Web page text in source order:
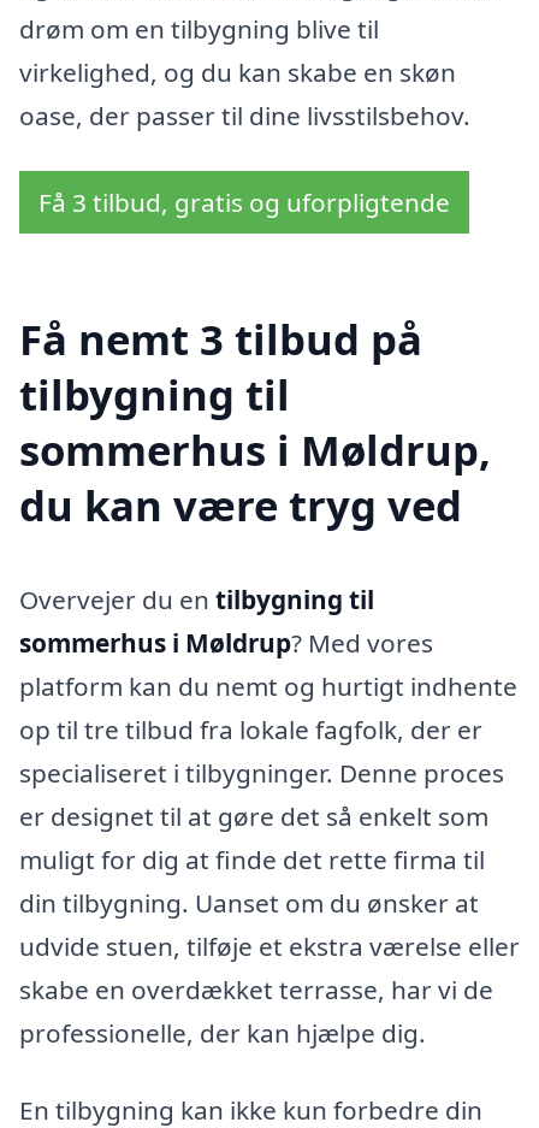
drøm om en tilbygning blive til
virkelighed, og du kan skabe en skøn
oase, der passer til dine livsstilsbehov.
Få 3 tilbud, gratis og uforpligtende
Få nemt 3 tilbud på
tilbygning til
sommerhus i Møldrup,
du kan være tryg ved
Overvejer du en tilbygning til
sommerhus i Møldrup? Med vores
platform kan du nemt og hurtigt indhente
op til tre tilbud fra lokale fagfolk, der er
specialiseret i tilbygninger. Denne proces
er designet til at gøre det så enkelt som
muligt for dig at finde det rette firma til
din tilbygning. Uanset om du ønsker at
udvide stuen, tilføje et ekstra værelse eller
skabe en overdækket terrasse, har vi de
professionelle, der kan hjælpe dig.
En tilbygning kan ikke kun forbedre din